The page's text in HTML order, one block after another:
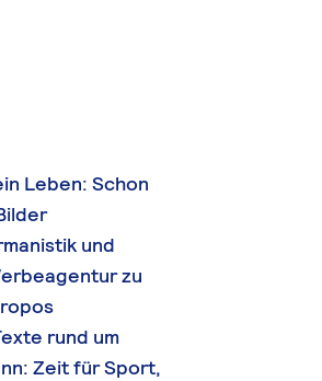
Leben: Schon
und
zu
rund um
Zeit für Sport,